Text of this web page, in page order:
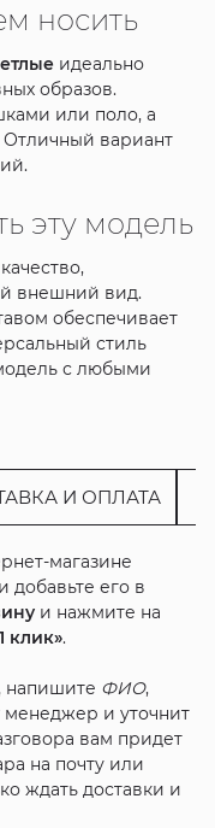
носить
идеально
образов.
или поло, а
вариант
эту модель
внешний вид.
обеспечивает
стиль
с любыми
И ОПЛАТА
магазине
его в
и нажмите на
клик».
напишите ФИО,
и уточнит
вам придет
на почту или
ждать доставки и